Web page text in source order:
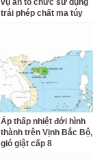
vụ án tổ chức sử dụng
trái phép chất ma túy
Áp thấp nhiệt đới hình
thành trên Vịnh Bắc Bộ,
gió giật cấp 8